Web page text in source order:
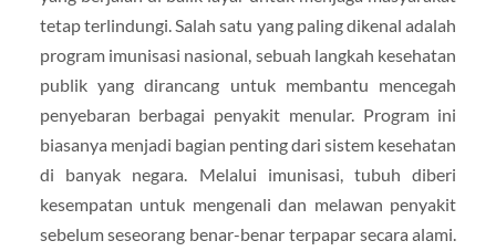
tetap terlindungi. Salah satu yang paling dikenal adalah
program imunisasi nasional, sebuah langkah kesehatan
publik yang dirancang untuk membantu mencegah
penyebaran berbagai penyakit menular. Program ini
biasanya menjadi bagian penting dari sistem kesehatan
di banyak negara. Melalui imunisasi, tubuh diberi
kesempatan untuk mengenali dan melawan penyakit
sebelum seseorang benar-benar terpapar secara alami.